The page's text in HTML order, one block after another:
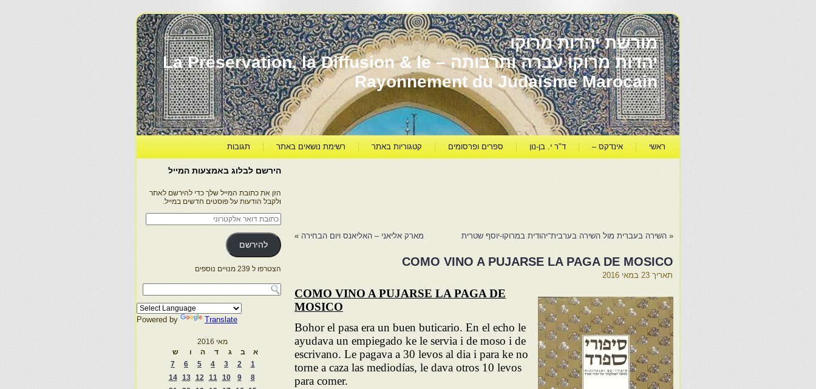
מורשת יהדות מרוקו
יהדות מרוקו עברה ותרבותה – La Préservation, la Diffusion & le
Rayonnement du Judaïsme Marocain
ראשי אינדקס – ד"ר י. בן-נון ספרים ופרסומים קטגוריות באתר רשימת נושאים באתר תגובות
« השירה בעברית מול השירה בערבית־יהודית במרוקו-יוסף שטרית מארק אליאני – האליאנס ויום הבחירה »
COMO VINO A PUJARSE LA PAGA DE MOSICO
תאריך 23 במאי 2016
COMO VINO A PUJARSE LA PAGA DE
MOSICO
Bohor el pasa era un buen buticario. En el echo le
ayudava un empiegado ke le servia i de moso i de
escrivano. Le pagava a 30 levos al dia i para ke no
torne a caza las mediodías, le dava otros 10 levos
para comer.
הירשם לבלוג באמצעות המייל
הזן את כתובת המייל שלך כדי להירשם לאתר
ולקבל הודעות על פוסטים חדשים במייל.
כתובת
דואר
אלקטרוני
להירשם
הצטרפו ל 239 מנויים נוספים
Powered by Translate
מאי 2016
א
ב ג ד ה ו
ש
1
2
3
4
5
6
7
8
9
10
11
12
13
14